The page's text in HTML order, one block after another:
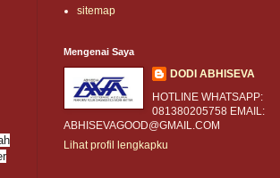
sitemap
Mengenai Saya
DODI ABHISEVA
HOTLINE WHATSAPP:
081380205758 EMAIL:
ABHISEVAGOOD@GMAIL.COM
Lihat profil lengkapku